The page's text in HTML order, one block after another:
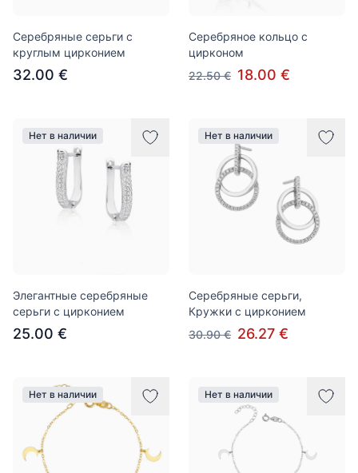
Серебряные серьги с
круглым цирконием
32.00 €
Серебряное кольцо с
цирконом
22.50 € 18.00 €
Нет в наличии
Элегантные серебряные
серьги с цирконием
25.00 €
Нет в наличии
Серебряные серьги,
Кружки с цирконием
30.90 € 26.27 €
Нет в наличии Нет в наличии